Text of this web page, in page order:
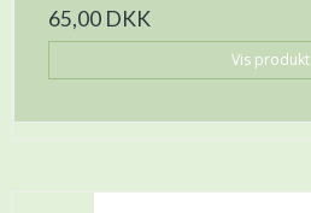
65,00 DKK
Vis produkt